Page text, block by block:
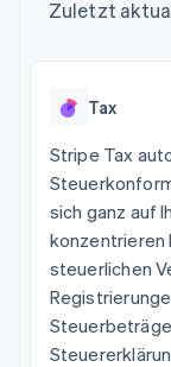
Authorization
Optimierung
Link
Financial
Verbundene
Finanzdaten
Zuletzt
Tax
Stripe Tax
sich ganz auf
konzentrieren
steuerlichen